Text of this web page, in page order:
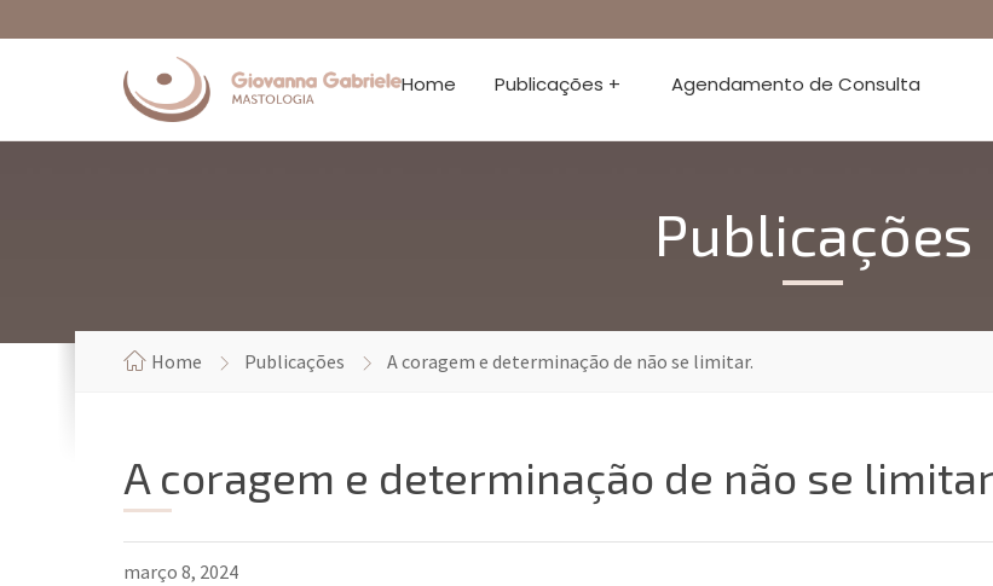
Home Publicações + Agendamento de Consulta
Publicações
Home Publicações A coragem e determinação de não se limitar.
A coragem e determinação de não se
março 8, 2024